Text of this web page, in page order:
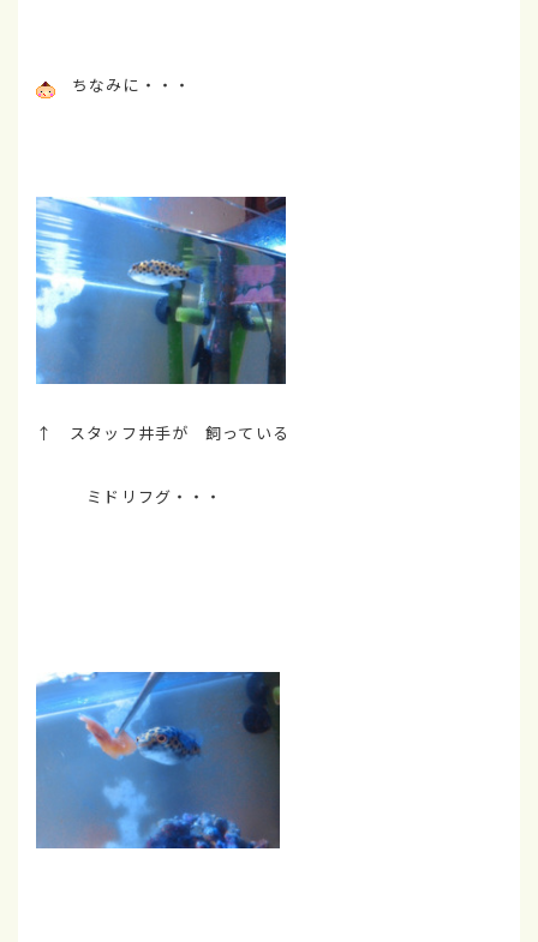
ちなみに・・・
↑ スタッフ井手が 飼っている
ミドリフグ・・・